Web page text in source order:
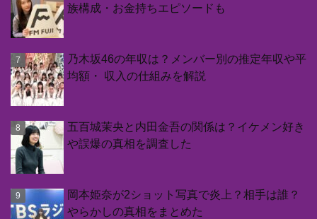
族構成・お金持ちエピソードも
乃木坂46の年収は？メンバー別の推定年収や平
均額・ 収入の仕組みを解説
五百城茉央と内田金吾の関係は？イケメン好き
や誤爆の真相を調査した
岡本姫奈が2ショット写真で炎上？相手は誰？
やらかしの真相をまとめた